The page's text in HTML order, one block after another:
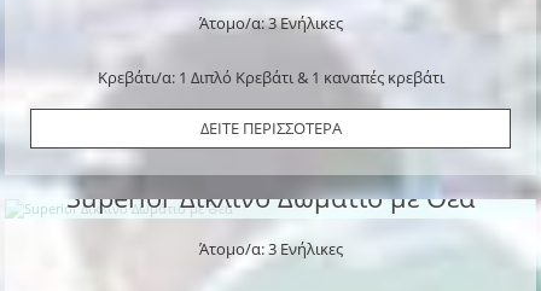
Άτομο/α: 3 Ενήλικες
Κρεβάτι/α: 1 Διπλό Κρεβάτι & 1 καναπές κρεβάτι
ΔΕΙΤΕ ΠΕΡΙΣΣΟΤΕΡΑ
Superior Δίκλινο Δωμάτιο με Θέα
Άτομο/α: 3 Ενήλικες